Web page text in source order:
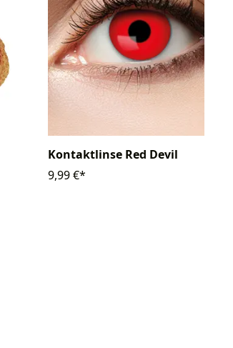
Kontaktlinse Red Devil
9,99 €*